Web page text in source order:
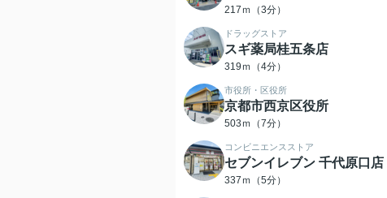
217ｍ（3分）
ドラッグストア
スギ薬局桂五条店
319ｍ（4分）
市役所・区役所
京都市西京区役所
503ｍ（7分）
コンビニエンスストア
セブンイレブン 千代原口店
337ｍ（5分）